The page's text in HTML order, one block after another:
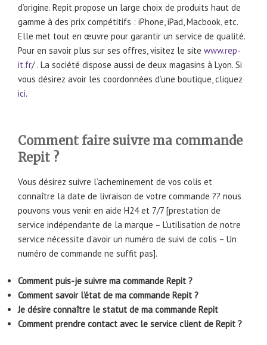
d’origine. Repit propose un large choix de produits haut de
gamme à des prix compétitifs : iPhone, iPad, Macbook, etc.
Elle met tout en œuvre pour garantir un service de qualité.
Pour en savoir plus sur ses offres, visitez le site www.rep-
it.fr/ . La société dispose aussi de deux magasins à Lyon. Si
vous désirez avoir les coordonnées d’une boutique, cliquez
ici.
Comment faire suivre ma commande
Repit ?
Vous désirez suivre l’acheminement de vos colis et
connaître la date de livraison de votre commande ?? nous
pouvons vous venir en aide H24 et 7/7 [prestation de
service indépendante de la marque – L’utilisation de notre
service nécessite d’avoir un numéro de suivi de colis – Un
numéro de commande ne suffit pas].
Comment puis-je suivre ma commande Repit ?
Comment savoir l’état de ma commande Repit ?
Je désire connaître le statut de ma commande Repit
Comment prendre contact avec le service client de Repit ?